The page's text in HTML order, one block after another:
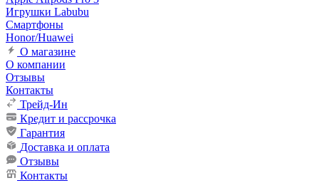
Игрушки Labubu
Смартфоны
Honor/Huawei
О магазине
О компании
Отзывы
Контакты
Трейд-Ин
Кредит и рассрочка
Гарантия
Доставка и оплата
Отзывы
Контакты